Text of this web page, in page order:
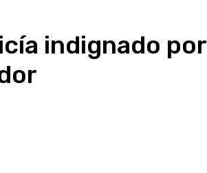
indignado por